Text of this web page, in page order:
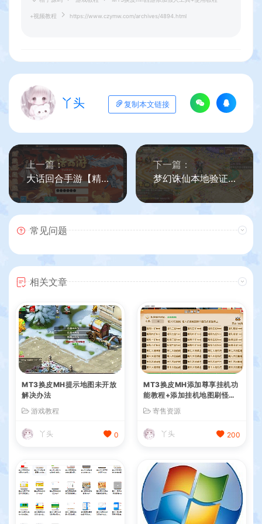
+视频教程 https://www.czymw.com/archives/4894.html
丫头 复制本文链接
上一篇：
大话回合手游【精品西游】添加地煞星及世界BOSS刷新数量教程
下一篇：
梦幻诛仙本地验证图文教程+验证文件+自用永久本地验证
常见问题
相关文章
MT3换皮MH提示地图未开放
解决办法
游戏教程
丫头 0
MT3换皮MH添加尊享挂机功
能教程+添加挂机地图刷怪教
寄售资源
丫头 200